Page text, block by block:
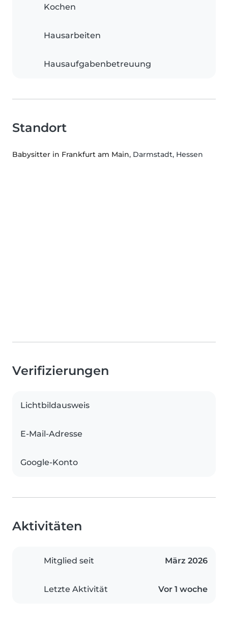
Kochen
Hausarbeiten
Hausaufgabenbetreuung
Standort
Babysitter in Frankfurt am Main, Darmstadt, Hessen
Verifizierungen
Lichtbildausweis
E-Mail-Adresse
Google-Konto
Aktivitäten
Mitglied seit März 2026
Letzte Aktivität Vor 1 woche